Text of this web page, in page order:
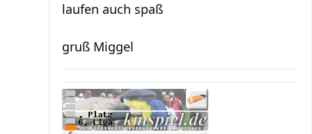
laufen auch spaß
gruß Miggel